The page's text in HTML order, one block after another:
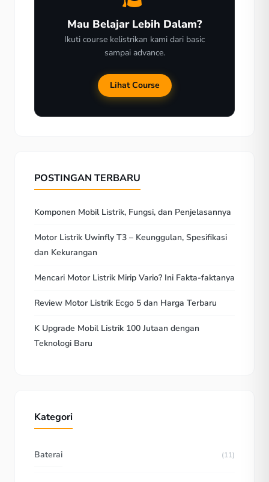
Mau Belajar Lebih Dalam?
Ikuti course kelistrikan kami dari basic
sampai advance.
Lihat Course
POSTINGAN TERBARU
Komponen Mobil Listrik, Fungsi, dan Penjelasannya
Motor Listrik Uwinfly T3 – Keunggulan, Spesifikasi
dan Kekurangan
Mencari Motor Listrik Mirip Vario? Ini Fakta-faktanya
Review Motor Listrik Ecgo 5 dan Harga Terbaru
K Upgrade Mobil Listrik 100 Jutaan dengan
Teknologi Baru
Kategori
Baterai (11)